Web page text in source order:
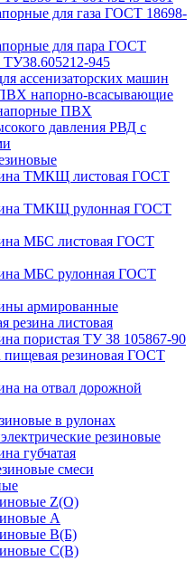
для газа ГОСТ 18698-
для пара ГОСТ
ТУ38.605212-945
ассенизаторских машин
напорно-всасывающие
ПВХ
давления РВД с
ТМКЩ листовая ГОСТ
ТМКЩ рулонная ГОСТ
МБС листовая ГОСТ
МБС рулонная ГОСТ
армированные
резина листовая
пористая ТУ 38 105867-90
пищевая резиновая ГОСТ
на отвал дорожной
в рулонах
резиновые
губчатая
смеси
Z(О)
A
B(Б)
C(В)